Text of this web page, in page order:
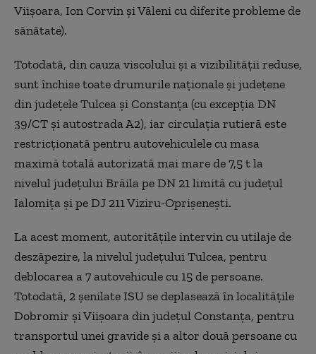
Viișoara, Ion Corvin și Văleni cu diferite probleme de
sănătate).
Totodată, din cauza viscolului și a vizibilității reduse,
sunt închise toate drumurile naționale și județene
din județele Tulcea și Constanța (cu excepția DN
39/CT și autostrada A2), iar circulația rutieră este
restricționată pentru autovehiculele cu masa
maximă totală autorizată mai mare de 7,5 t la
nivelul județului Brăila pe DN 21 limită cu județul
Ialomița și pe DJ 211 Viziru-Oprișenești.
La acest moment, autoritățile intervin cu utilaje de
deszăpezire, la nivelul județului Tulcea, pentru
deblocarea a 7 autovehicule cu 15 de persoane.
Totodată, 2 șenilate ISU se deplasează în localitățile
Dobromir și Viișoara din județul Constanța, pentru
transportul unei gravide și a altor două persoane cu